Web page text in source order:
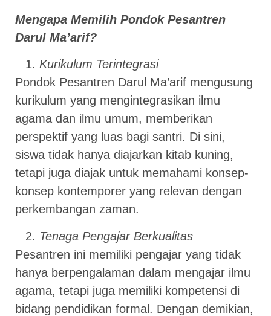
Mengapa Memilih Pondok Pesantren
Darul Ma’arif?
Kurikulum Terintegrasi
Pondok Pesantren Darul Ma’arif mengusung
kurikulum yang mengintegrasikan ilmu
agama dan ilmu umum, memberikan
perspektif yang luas bagi santri. Di sini,
siswa tidak hanya diajarkan kitab kuning,
tetapi juga diajak untuk memahami konsep-
konsep kontemporer yang relevan dengan
perkembangan zaman.
Tenaga Pengajar Berkualitas
Pesantren ini memiliki pengajar yang tidak
hanya berpengalaman dalam mengajar ilmu
agama, tetapi juga memiliki kompetensi di
bidang pendidikan formal. Dengan demikian,